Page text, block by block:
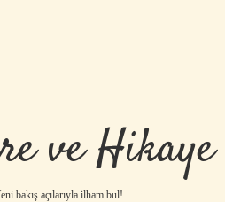
ve Hikaye
bakış açılarıyla ilham bul!